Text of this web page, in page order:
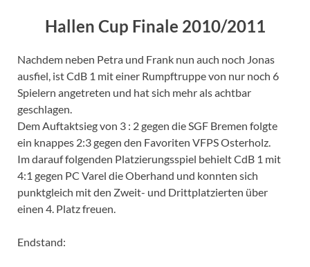
Hallen Cup Finale 2010/2011
Nachdem neben Petra und Frank nun auch noch Jonas
ausfiel, ist CdB 1 mit einer Rumpftruppe von nur noch 6
Spielern angetreten und hat sich mehr als achtbar
geschlagen.
Dem Auftaktsieg von 3 : 2 gegen die SGF Bremen folgte
ein knappes 2:3 gegen den Favoriten VFPS Osterholz.
Im darauf folgenden Platzierungsspiel behielt CdB 1 mit
4:1 gegen PC Varel die Oberhand und konnten sich
punktgleich mit den Zweit- und Drittplatzierten über
einen 4. Platz freuen.
Endstand: